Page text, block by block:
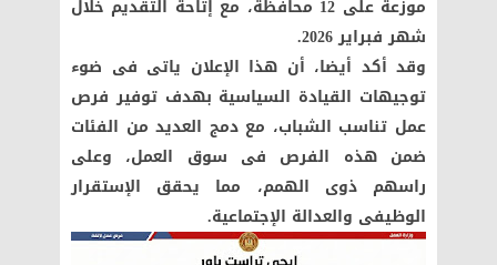
موزعة على 12 محافظة، مع إتاحة التقديم خلال
شهر فبراير 2026.
وقد أكد أيضا، أن هذا الإعلان ياتى فى ضوء
توجيهات القيادة السياسية بهدف توفير فرص
عمل تناسب الشباب، مع دمج العديد من الفئات
ضمن هذه الفرص فى سوق العمل، وعلى
راسهم ذوى الهمم، مما يحقق الإستقرار
الوظيفى والعدالة الإجتماعية.